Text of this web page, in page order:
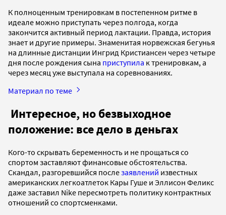
К полноценным тренировкам в постепенном ритме в
идеале можно приступать через полгода, когда
закончится активный период лактации. Правда, история
знает и другие примеры. Знаменитая норвежская бегунья
на длинные дистанции Ингрид Кристиансен через четыре
дня после рождения сына приступила к тренировкам, а
через месяц уже выступала на соревнованиях.
Материал по теме
Интересное, но безвыходное
положение: все дело в деньгах
Кого-то скрывать беременность и не прощаться со
спортом заставляют финансовые обстоятельства.
Скандал, разгоревшийся послезаявлений известных
американских легкоатлеток Кары Гуше и Эллисон Феликс
даже заставил Nike пересмотреть политику контрактных
отношений со спортсменками.